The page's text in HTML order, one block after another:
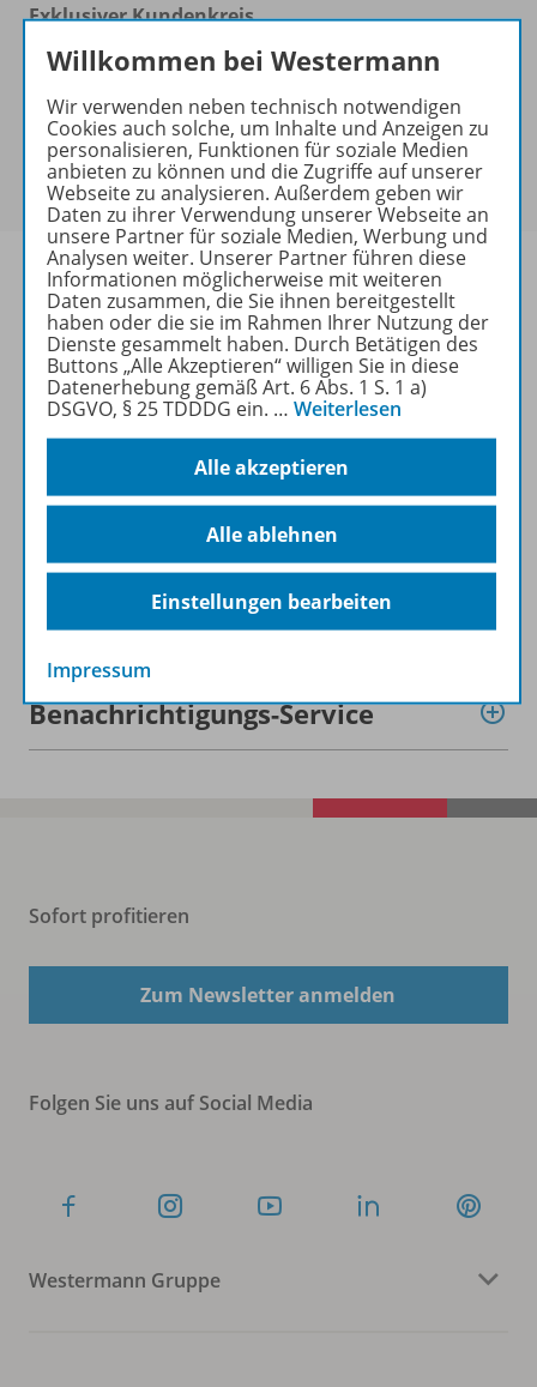
Exklusiver Kundenkreis
Dieses Produkt darf nur von
Ausbildern/Ausbilderinnen, Dozenten/Dozentinnen,
Erziehern/Erzieherinnen, Lehrkräften,
Referendaren/Referendarinnen,
Studenten/Studentinnen und Universitätslehrenden
erworben werden.
Produktinformationen
Lizenzbedingungen
Zugehörige Produkte
Demoversion
Benachrichtigungs-Service
Sofort profitieren
Zum Newsletter anmelden
Folgen Sie uns auf Social Media
Westermann Gruppe
Willkommen bei Westermann
Wir verwenden neben technisch notwendigen
Cookies auch solche, um Inhalte und Anzeigen zu
personalisieren, Funktionen für soziale Medien
anbieten zu können und die Zugriffe auf unserer
Webseite zu analysieren. Außerdem geben wir
Daten zu ihrer Verwendung unserer Webseite an
unsere Partner für soziale Medien, Werbung und
Analysen weiter. Unserer Partner führen diese
Informationen möglicherweise mit weiteren
Daten zusammen, die Sie ihnen bereitgestellt
haben oder die sie im Rahmen Ihrer Nutzung der
Dienste gesammelt haben. Durch Betätigen des
Buttons „Alle Akzeptieren“ willigen Sie in diese
Datenerhebung gemäß Art. 6 Abs. 1 S. 1 a)
DSGVO, § 25 TDDDG ein. … Weiterlesen
Alle akzeptieren
Alle ablehnen
Einstellungen bearbeiten
Impressum